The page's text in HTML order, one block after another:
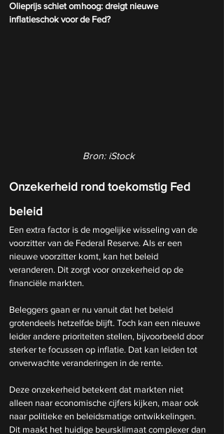
Olieprijs schiet omhoog: dreigt nieuwe
inflatieschok voor de Fed?
Bron: iStock
Onzekerheid rond toekomstig Fed
beleid
Een extra factor is de mogelijke wisseling van de
voorzitter van de Federal Reserve. Als er een
nieuwe voorzitter komt, kan het beleid
veranderen. Dit zorgt voor onzekerheid op de
financiële markten.
Beleggers gaan er nu vanuit dat het beleid
grotendeels hetzelfde blijft. Toch kan een nieuwe
leider andere prioriteiten stellen, bijvoorbeeld door
sterker te focussen op inflatie. Dat kan leiden tot
onverwachte veranderingen in de rente.
Deze onzekerheid betekent dat markten niet
alleen naar economische cijfers kijken, maar ook
naar politieke en beleidsmatige ontwikkelingen.
Dit maakt het huidige beursklimaat complexer dan